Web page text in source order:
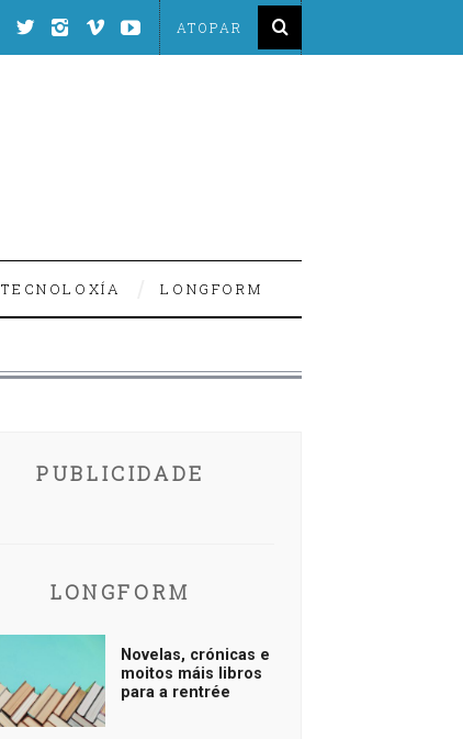
TECNOLOXÍA LONGFORM
PUBLICIDADE
LONGFORM
Novelas, crónicas e
moitos máis libros
para a rentrée